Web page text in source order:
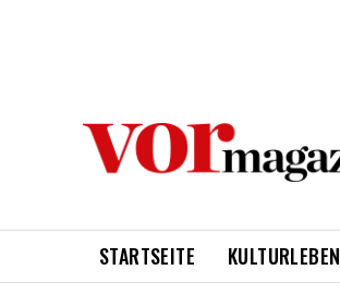
STARTSEITE KULTURLEBEN